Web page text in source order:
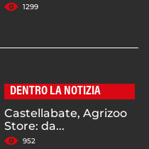
1299
DENTRO LA NOTIZIA
Castellabate, Agrizoo
Store: da...
952